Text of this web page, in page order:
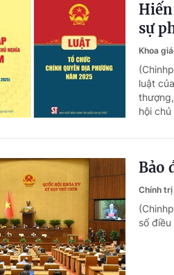
Hiến
sự
Khoa
luật
hội
Bảo
Chính trị
số